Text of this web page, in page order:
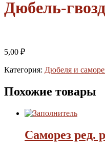
Дюбель-
5,00 ₽
Категория: Дюбеля и
Похожие товары
Саморез ред.